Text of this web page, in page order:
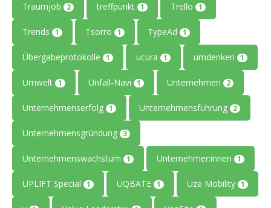
Traumjob 2 treffpunkt 1 Trello 1
Trends 1 Tsorro 1 TypeAd 1
Übergabeprotokolle 1 ucura 1 umdenken 1
Umwelt 1 Unfall-Navi 1 Unternehmen 2
Unternehmenserfolg 1 Unternehmensführung 2
Unternehmensgründung 3
Unternehmenswachstum 1 Unternehmer:innen 1
UPLIFT Special 1 UQBATE 1 Uze Mobility 1